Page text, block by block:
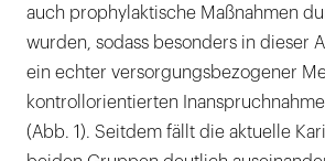
auch prophylaktische Maßnahmen
wurden, sodass besonders in dieser
ein echter versorgungsbezogener
kontrollorientierten
(Abb. 1). Seitdem fällt die aktuelle